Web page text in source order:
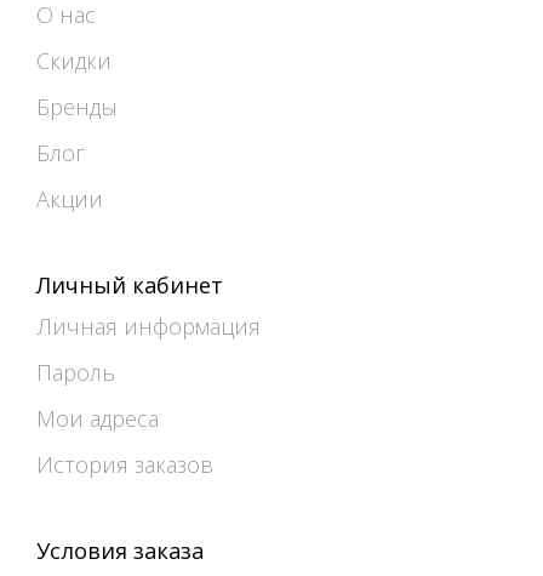
О нас
Скидки
Бренды
Блог
Акции
Личный кабинет
Личная информация
Пароль
Мои адреса
История заказов
Условия заказа